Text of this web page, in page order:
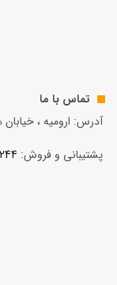
تماس با ما
آدرس: ارومیه ، خیابان همافر 2 ، مابين فلكه
پشتیبانی و فروش: 3224 - 044